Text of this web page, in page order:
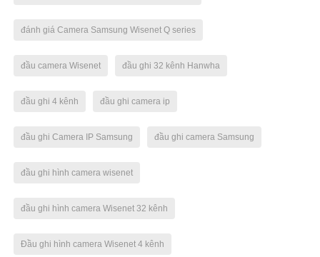
đánh giá Camera Samsung Wisenet Q series
đầu camera Wisenet đầu ghi 32 kênh Hanwha
đầu ghi 4 kênh đầu ghi camera ip
đầu ghi Camera IP Samsung đầu ghi camera Samsung
đầu ghi hình camera wisenet
đầu ghi hình camera Wisenet 32 kênh
Đầu ghi hình camera Wisenet 4 kênh